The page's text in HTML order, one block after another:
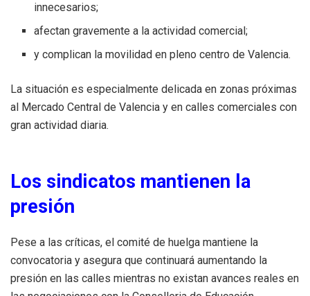
innecesarios;
afectan gravemente a la actividad comercial;
y complican la movilidad en pleno centro de Valencia.
La situación es especialmente delicada en zonas próximas
al Mercado Central de Valencia y en calles comerciales con
gran actividad diaria.
Los sindicatos mantienen la
presión
Pese a las críticas, el comité de huelga mantiene la
convocatoria y asegura que continuará aumentando la
presión en las calles mientras no existan avances reales en